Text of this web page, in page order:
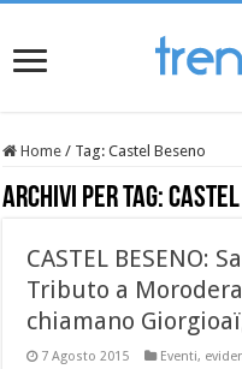
Home / Tag:Castel Beseno
Archivi per tag:Castel
CASTEL BESENO:
Tributo a
chiamano
7 Agosto 2015 Eventi,